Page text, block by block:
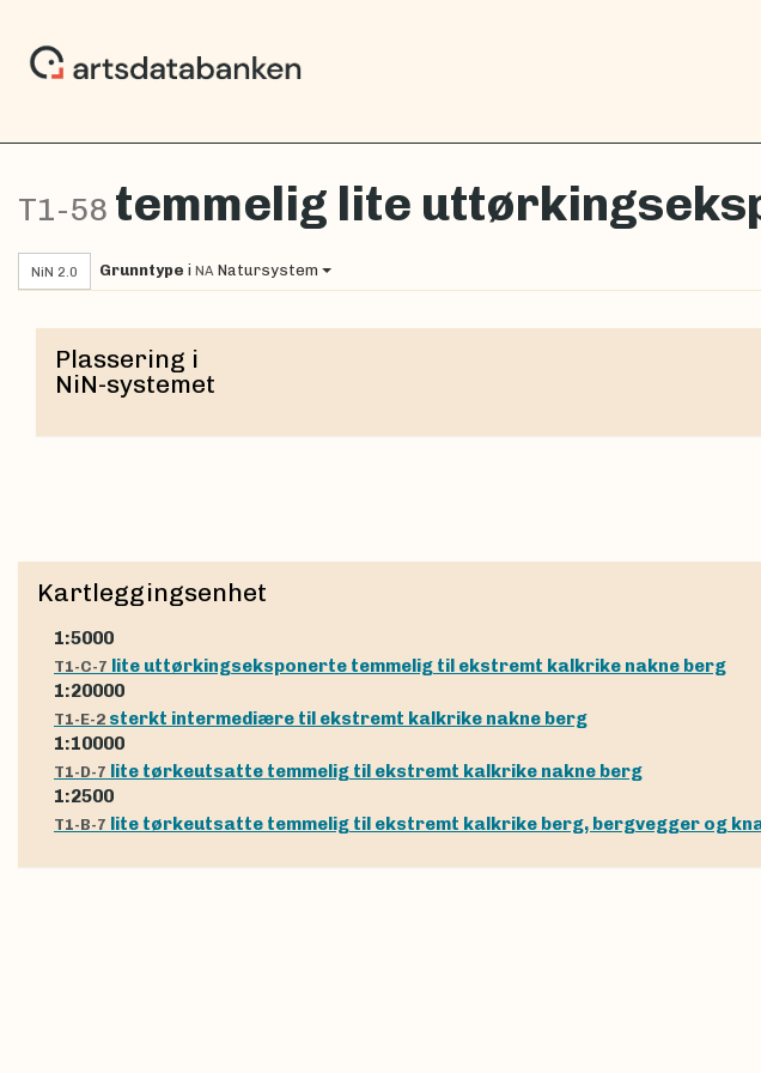
T1-58 temmelig lite
NiN 2.0 Grunntype i NA Natursystem
Plassering i
NiN-systemet
Kartleggingsenhet
1:5000
T1-C-7 lite uttørkingseksponerte temmelig til ekstremt kalkrike nakne berg
1:20000
T1-E-2 sterkt intermediære til ekstremt kalkrike nakne berg
1:10000
T1-D-7 lite tørkeutsatte temmelig til ekstremt kalkrike nakne berg
1:2500
T1-B-7 lite tørkeutsatte temmelig til ekstremt kalkrike berg, bergvegger og